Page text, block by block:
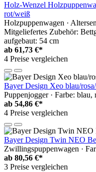
Holz-Wenzel
rot/weiß
Holzpuppenwagen ·
Mitgeliefertes Zubehör:
aufgebaut: 54 cm
ab 61,73 €*
4 Preise vergleichen
Bayer Design Xeo blau/
Puppenjogger · Farbe: blau,
ab 54,86 €*
4 Preise vergleichen
Bayer Design Twin NEO
Zwillingspuppenwagen ·
ab 80,56 €*
3 Preise vergleichen